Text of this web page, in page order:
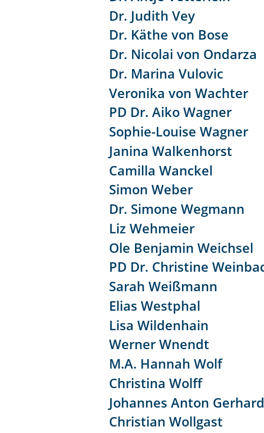
Dr. Judith Vey
Dr. Käthe von Bose
Dr. Nicolai von Ondarza
Dr. Marina Vulovic
Veronika von Wachter
PD Dr. Aiko Wagner
Sophie-Louise Wagner
Janina Walkenhorst
Camilla Wanckel
Simon Weber
Dr. Simone Wegmann
Liz Wehmeier
Ole Benjamin Weichsel
PD Dr. Christine
Sarah Weißmann
Elias Westphal
Lisa Wildenhain
Werner Wnendt
M.A. Hannah Wolf
Christina Wolff
Johannes Anton
Christian Wollgast